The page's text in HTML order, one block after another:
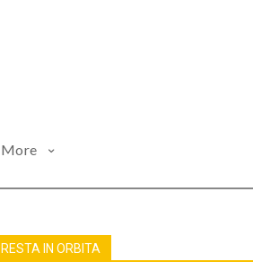
More
RESTA IN ORBITA